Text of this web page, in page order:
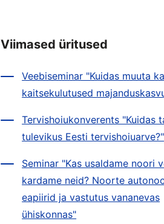
Viimased üritused
Veebiseminar "Kuidas muuta
kaitsekulutused
Tervishoiukonverents "Kuidas
tulevikus Eesti tervishoiuarve?"
Seminar "Kas usaldame noori
kardame neid? Noorte
eapiirid ja vastutus vananevas
ühiskonnas"